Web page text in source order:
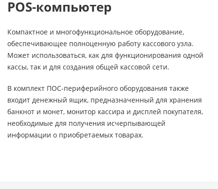
POS-компьютер
Компактное и многофункциональное оборудование,
обеспечивающее полноценную работу кассового узла.
Может использоваться, как для функционирования одной
кассы, так и для создания общей кассовой сети.
В комплект ПОС-периферийного оборудования также
входит денежный ящик, предназначенный для хранения
банкнот и монет, монитор кассира и дисплей покупателя,
необходимые для получения исчерпывающей
информации о приобретаемых товарах.